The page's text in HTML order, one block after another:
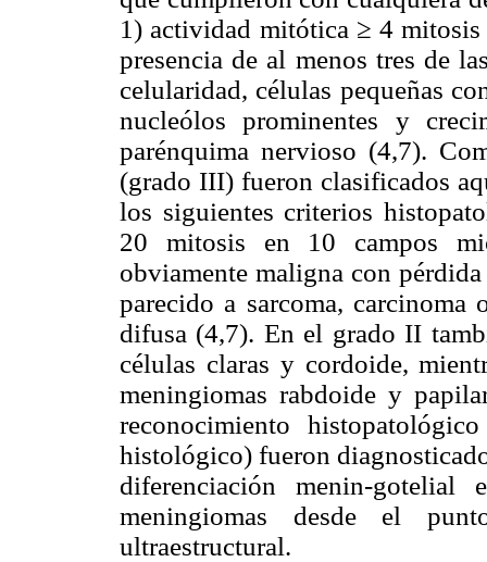
1) actividad mitótica ≥ 4
presencia de al menos tres de
celularidad, células pequeñas
nucleólos prominentes y
parénquima nervioso (4,7).
(grado III) fueron clasificados
los siguientes criterios
20 mitosis en 10 campos
obviamente maligna con
parecido a sarcoma, carcinoma
difusa (4,7). En el grado II
células claras y cordoide,
meningiomas rabdoide y
reconocimiento
histológico) fueron
diferenciación menin-
meningiomas desde el
ultraestructural.